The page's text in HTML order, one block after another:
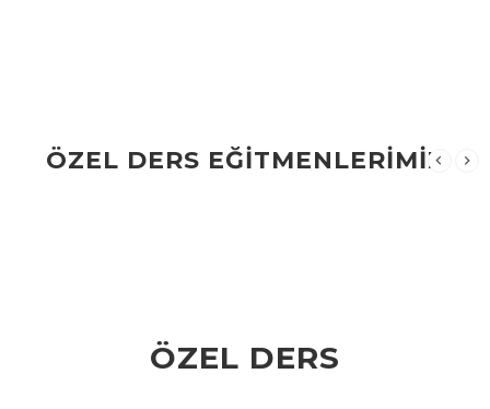
ÖZEL DERS EĞİTMENLERİMİZ
ÖZEL DERS